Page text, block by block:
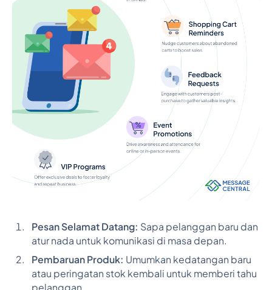
Pesan Selamat Datang: Sapa pelanggan baru dan
atur nada untuk komunikasi di masa depan.
Pembaruan Produk: Umumkan kedatangan baru
atau peringatan stok kembali untuk memberi tahu
pelanggan.